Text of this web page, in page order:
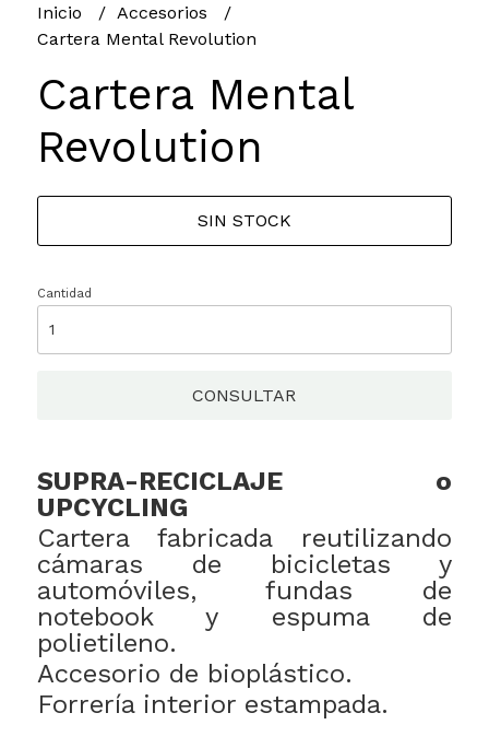
Inicio
Accesorios
Cartera Mental Revolution
Cartera Mental
Revolution
SIN STOCK
Cantidad
CONSULTAR
SUPRA-RECICLAJE o
UPCYCLING
Cartera fabricada reutilizando
cámaras de bicicletas y
automóviles, fundas de
notebook y espuma de
polietileno.
Accesorio de bioplástico.
Forrería interior estampada.